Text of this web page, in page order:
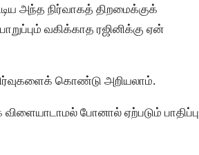
அந்த நிர்வாகத் திறமைக்குக்
வகிக்காத ரஜினிக்கு ஏன்
கொண்டு அறியலாம்.
போனால் ஏற்படும் பாதிப்பு